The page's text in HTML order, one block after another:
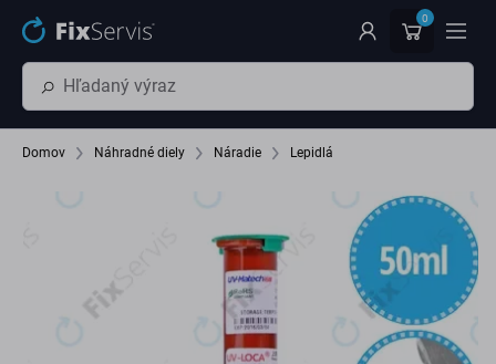
Preskočiť na hlavný obsah 0
Domov Náhradné diely Náradie Lepidlá